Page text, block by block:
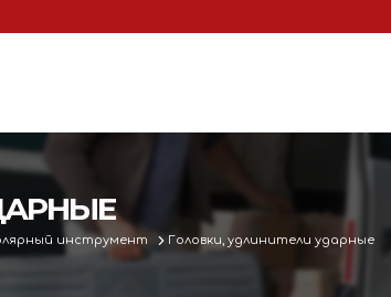
аппаратов
Машинки и ножницы для
инструмент Головки, удлинители ударные